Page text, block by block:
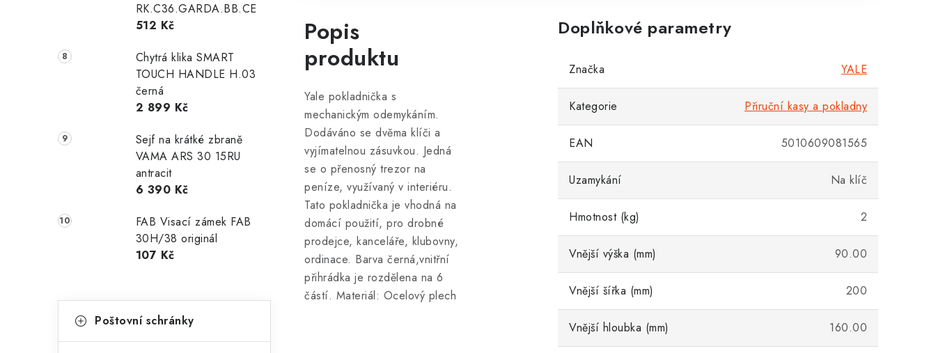
RK.C36.GARDA.BB.CE
512 Kč
Chytrá klika SMART
TOUCH HANDLE H.03
černá
2 899 Kč
Sejf na krátké zbraně
VAMA ARS 30 15RU
antracit
6 390 Kč
FAB Visací zámek FAB
30H/38 originál
107 Kč
kategorie
a
Poštovní schránky
Popis
produktu
Yale pokladnička s
mechanickým odemykáním.
Dodáváno se dvěma klíči a
vyjímatelnou zásuvkou. Jedná
se o přenosný trezor na
peníze, využívaný v interiéru.
Tato pokladnička je vhodná na
domácí použití, pro drobné
prodejce, kanceláře, klubovny,
ordinace. Barva černá,vnitřní
přihrádka je rozdělena na 6
částí. Materiál: Ocelový plech
Doplňkové parametry
Značka YALE
Kategorie Přiruční kasy a pokladny
EAN 5010609081565
Uzamykání Na klíč
Hmotnost (kg) 2
Vnější výška (mm) 90.00
Vnější šířka (mm) 200
Vnější hloubka (mm) 160.00